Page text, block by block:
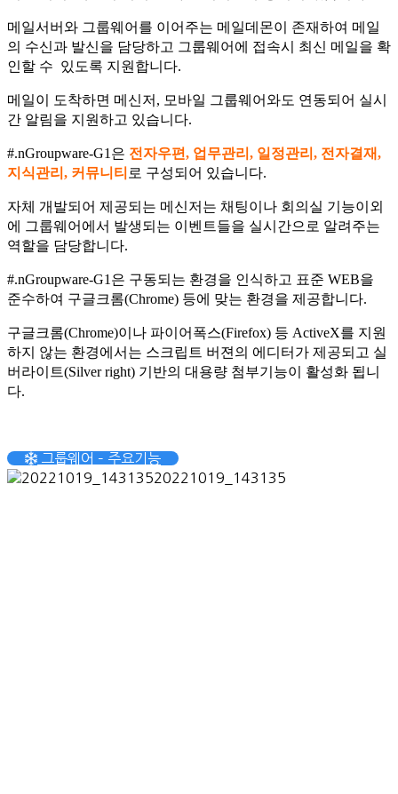
메일서버와 그룹웨어를 이어주는 메일데몬이 존재하여 메일
의 수신과 발신을 담당하고 그룹웨어에 접속시 최신 메일을 확
인할 수 있도록 지원합니다.
메일이 도착하면 메신저, 모바일 그룹웨어와도 연동되어 실시
간 알림을 지원하고 있습니다.
#.nGroupware-G1은 전자우편, 업무관리, 일정관리, 전자결재,
지식관리, 커뮤니티 로 구성되어 있습니다.
자체 개발되어 제공되는 메신저는 채팅이나 회의실 기능이외
에 그룹웨어에서 발생되는 이벤트들을 실시간으로 알려주는
역할을 담당합니다.
#.nGroupware-G1은 구동되는 환경을 인식하고 표준 WEB을
준수하여 구글크롬(Chrome) 등에 맞는 환경을 제공합니다.
구글크롬(Chrome)이나 파이어폭스(Firefox) 등 ActiveX를 지원
하지 않는 환경에서는 스크립트 버젼의 에디터가 제공되고 실
버라이트(Silver right) 기반의 대용량 첨부기능이 활성화 됩니
다.
그룹웨어 – 주요기능
20221019_143135